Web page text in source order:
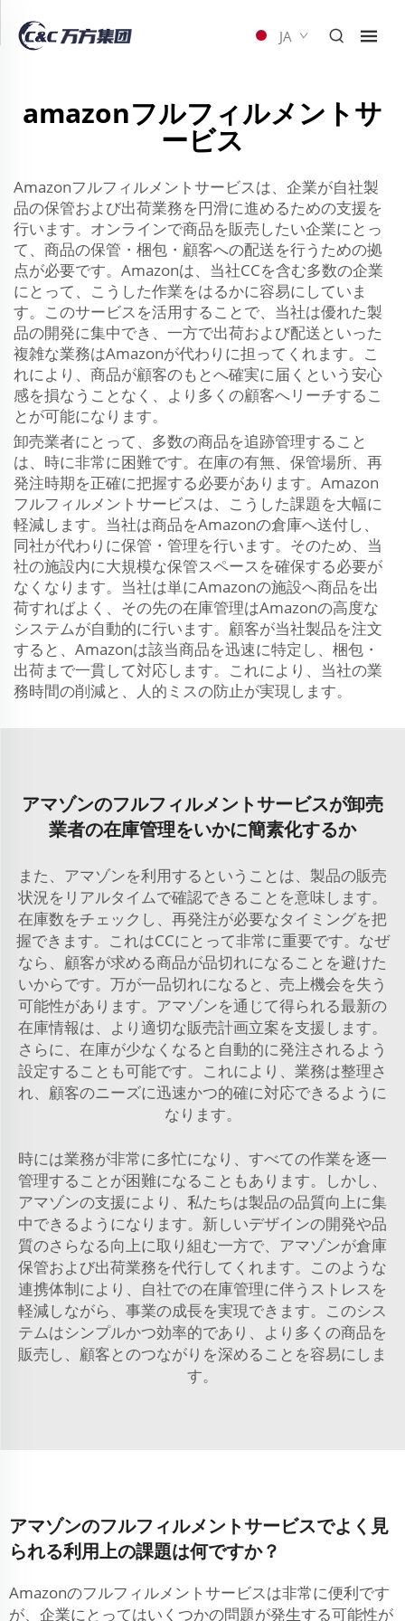
JA
amazonフルフィルメントサ
ービス
Amazonフルフィルメントサービスは、企業が自社製
品の保管および出荷業務を円滑に進めるための支援を
行います。オンラインで商品を販売したい企業にとっ
て、商品の保管・梱包・顧客への配送を行うための拠
点が必要です。Amazonは、当社CCを含む多数の企業
にとって、こうした作業をはるかに容易にしていま
す。このサービスを活用することで、当社は優れた製
品の開発に集中でき、一方で出荷および配送といった
複雑な業務はAmazonが代わりに担ってくれます。こ
れにより、商品が顧客のもとへ確実に届くという安心
感を損なうことなく、より多くの顧客へリーチするこ
とが可能になります。
卸売業者にとって、多数の商品を追跡管理すること
は、時に非常に困難です。在庫の有無、保管場所、再
発注時期を正確に把握する必要があります。Amazon
フルフィルメントサービスは、こうした課題を大幅に
軽減します。当社は商品をAmazonの倉庫へ送付し、
同社が代わりに保管・管理を行います。そのため、当
社の施設内に大規模な保管スペースを確保する必要が
なくなります。当社は単にAmazonの施設へ商品を出
荷すればよく、その先の在庫管理はAmazonの高度な
システムが自動的に行います。顧客が当社製品を注文
すると、Amazonは該当商品を迅速に特定し、梱包・
出荷まで一貫して対応します。これにより、当社の業
務時間の削減と、人的ミスの防止が実現します。
アマゾンのフルフィルメントサービスが卸売
業者の在庫管理をいかに簡素化するか
また、アマゾンを利用するということは、製品の販売
状況をリアルタイムで確認できることを意味します。
在庫数をチェックし、再発注が必要なタイミングを把
握できます。これはCCにとって非常に重要です。なぜ
なら、顧客が求める商品が品切れになることを避けた
いからです。万が一品切れになると、売上機会を失う
可能性があります。アマゾンを通じて得られる最新の
在庫情報は、より適切な販売計画立案を支援します。
さらに、在庫が少なくなると自動的に発注されるよう
設定することも可能です。これにより、業務は整理さ
れ、顧客のニーズに迅速かつ的確に対応できるように
なります。
時には業務が非常に多忙になり、すべての作業を逐一
管理することが困難になることもあります。しかし、
アマゾンの支援により、私たちは製品の品質向上に集
中できるようになります。新しいデザインの開発や品
質のさらなる向上に取り組む一方で、アマゾンが倉庫
保管および出荷業務を代行してくれます。このような
連携体制により、自社での在庫管理に伴うストレスを
軽減しながら、事業の成長を実現できます。このシス
テムはシンプルかつ効率的であり、より多くの商品を
販売し、顧客とのつながりを深めることを容易にしま
す。
アマゾンのフルフィルメントサービスでよく見
られる利用上の課題は何ですか？
Amazonのフルフィルメントサービスは非常に便利です
が、企業にとってはいくつかの問題が発生する可能性が